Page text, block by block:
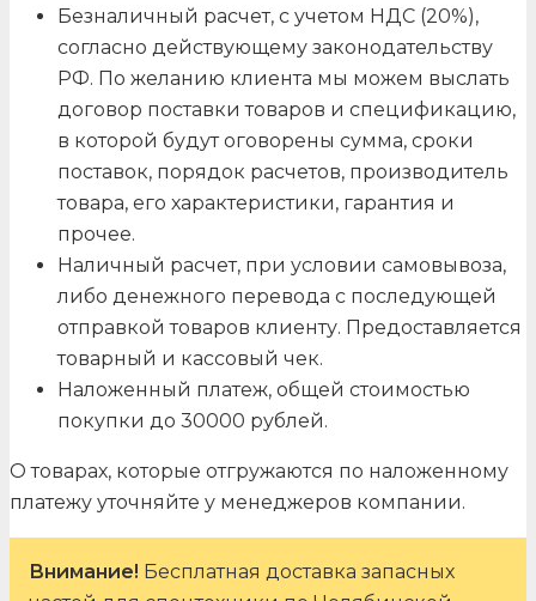
Безналичный расчет, с учетом НДС (20%),
согласно действующему законодательству
РФ. По желанию клиента мы можем выслать
договор поставки товаров и спецификацию,
в которой будут оговорены сумма, сроки
поставок, порядок расчетов, производитель
товара, его характеристики, гарантия и
прочее.
Наличный расчет, при условии самовывоза,
либо денежного перевода с последующей
отправкой товаров клиенту. Предоставляется
товарный и кассовый чек.
Наложенный платеж, общей стоимостью
покупки до 30000 рублей.
О товарах, которые отгружаются по наложенному
платежу уточняйте у менеджеров компании.
Внимание! Бесплатная доставка запасных